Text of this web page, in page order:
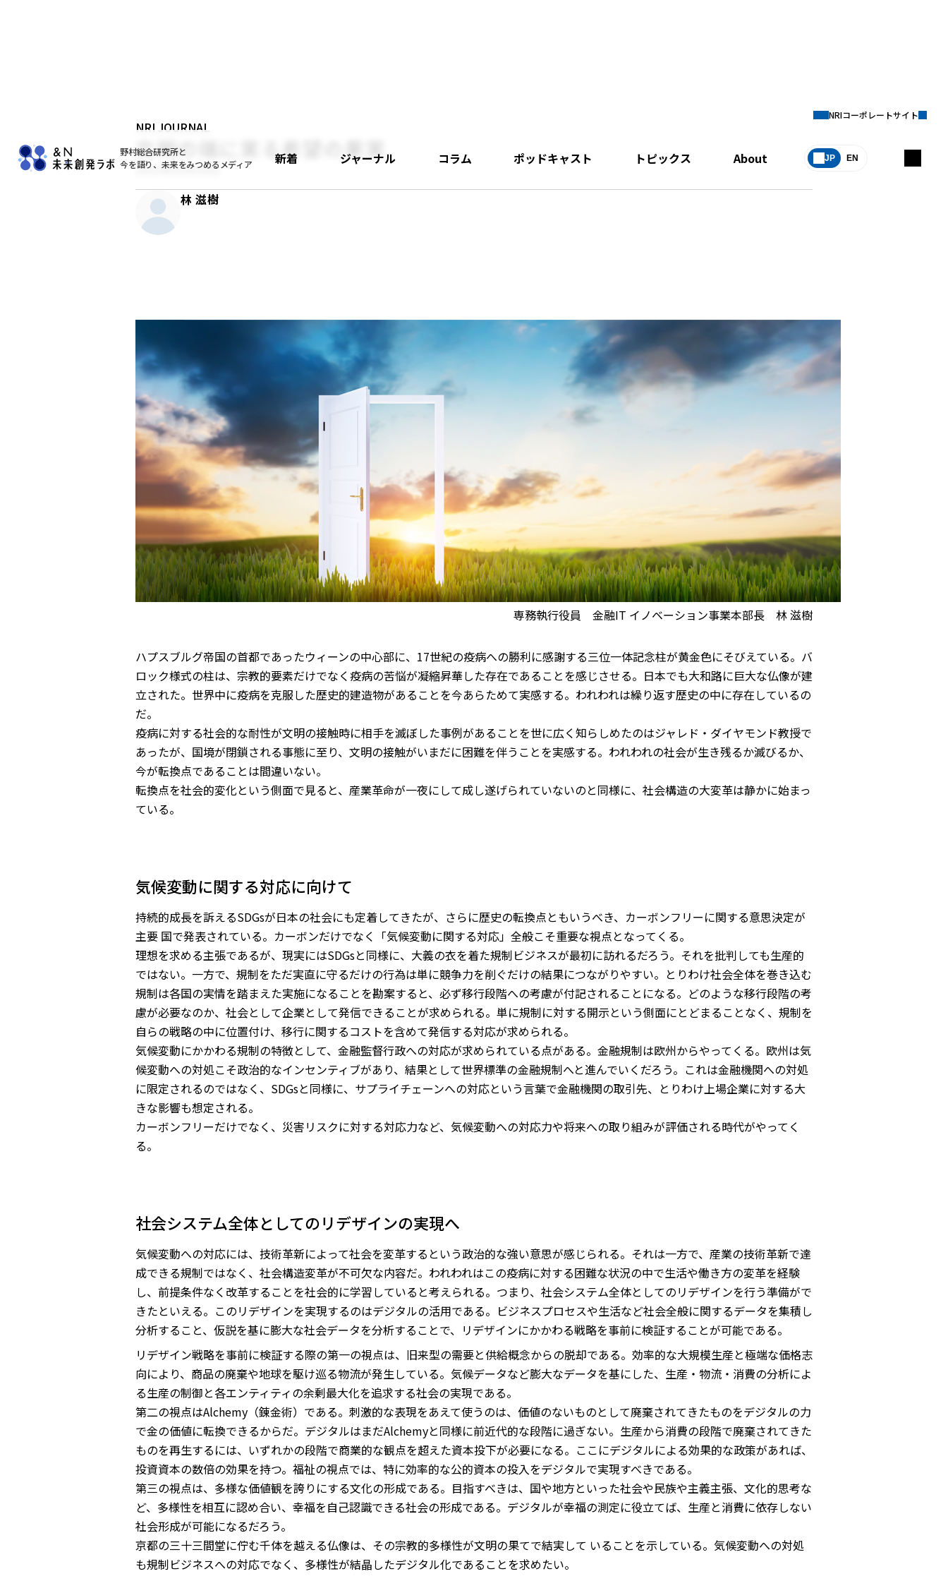
野村総合研究所と
今を語り、未来をみつめるメディア
新着 ジャーナル コラム ポッドキャスト トピックス About JP EN
NRIコーポレートサイト
NRI JOURNAL
文明の端に実る希望の果実
2021年05月20日
林 滋樹
専務執行役員 金融IT イノベーション事業本部長 林 滋樹
ハプスブルグ帝国の首都であったウィーンの中心部に、17世紀の疫病への勝利に感謝する三位一体記念柱が黄金色にそびえている。バ
ロック様式の柱は、宗教的要素だけでなく疫病の苦悩が凝縮昇華した存在であることを感じさせる。日本でも大和路に巨大な仏像が建
立された。世界中に疫病を克服した歴史的建造物があることを今あらためて実感する。われわれは繰り返す歴史の中に存在しているの
だ。
疫病に対する社会的な耐性が文明の接触時に相手を滅ぼした事例があることを世に広く知らしめたのはジャレド・ダイヤモンド教授で
あったが、国境が閉鎖される事態に至り、文明の接触がいまだに困難を伴うことを実感する。われわれの社会が生き残るか滅びるか、
今が転換点であることは間違いない。
転換点を社会的変化という側面で見ると、産業革命が一夜にして成し遂げられていないのと同様に、社会構造の大変革は静かに始まっ
ている。
気候変動に関する対応に向けて
持続的成長を訴えるSDGsが日本の社会にも定着してきたが、さらに歴史の転換点ともいうべき、カーボンフリーに関する意思決定が
主要 国で発表されている。カーボンだけでなく「気候変動に関する対応」全般こそ重要な視点となってくる。
理想を求める主張であるが、現実にはSDGsと同様に、大義の衣を着た規制ビジネスが最初に訪れるだろう。それを批判しても生産的
ではない。一方で、規制をただ実直に守るだけの行為は単に競争力を削ぐだけの結果につながりやすい。とりわけ社会全体を巻き込む
規制は各国の実情を踏まえた実施になることを勘案すると、必ず移行段階への考慮が付記されることになる。どのような移行段階の考
慮が必要なのか、社会として企業として発信できることが求められる。単に規制に対する開示という側面にとどまることなく、規制を
自らの戦略の中に位置付け、移行に関するコストを含めて発信する対応が求められる。
気候変動にかかわる規制の特徴として、金融監督行政への対応が求められている点がある。金融規制は欧州からやってくる。欧州は気
候変動への対処こそ政治的なインセンティブがあり、結果として世界標準の金融規制へと進んでいくだろう。これは金融機関への対処
に限定されるのではなく、SDGsと同様に、サプライチェーンへの対応という言葉で金融機関の取引先、とりわけ上場企業に対する大
きな影響も想定される。
カーボンフリーだけでなく、災害リスクに対する対応力など、気候変動への対応力や将来への取り組みが評価される時代がやってく
る。
社会システム全体としてのリデザインの実現へ
気候変動への対応には、技術革新によって社会を変革するという政治的な強い意思が感じられる。それは一方で、産業の技術革新で達
成できる規制ではなく、社会構造変革が不可欠な内容だ。われわれはこの疫病に対する困難な状況の中で生活や働き方の変革を経験
し、前提条件なく改革することを社会的に学習していると考えられる。つまり、社会システム全体としてのリデザインを行う準備がで
きたといえる。このリデザインを実現するのはデジタルの活用である。ビジネスプロセスや生活など社会全般に関するデータを集積し
分析すること、仮説を基に膨大な社会データを分析することで、リデザインにかかわる戦略を事前に検証することが可能である。
リデザイン戦略を事前に検証する際の第一の視点は、旧来型の需要と供給概念からの脱却である。効率的な大規模生産と極端な価格志
向により、商品の廃棄や地球を駆け巡る物流が発生している。気候データなど膨大なデータを基にした、生産・物流・消費の分析によ
る生産の制御と各エンティティの余剰最大化を追求する社会の実現である。
第二の視点はAlchemy（錬金術）である。刺激的な表現をあえて使うのは、価値のないものとして廃棄されてきたものをデジタルの力
で金の価値に転換できるからだ。デジタルはまだAlchemyと同様に前近代的な段階に過ぎない。生産から消費の段階で廃棄されてきた
ものを再生するには、いずれかの段階で商業的な観点を超えた資本投下が必要になる。ここにデジタルによる効果的な政策があれば、
投資資本の数倍の効果を持つ。福祉の視点では、特に効率的な公的資本の投入をデジタルで実現すべきである。
第三の視点は、多様な価値観を誇りにする文化の形成である。目指すべきは、国や地方といった社会や民族や主義主張、文化的思考な
ど、多様性を相互に認め合い、幸福を自己認識できる社会の形成である。デジタルが幸福の測定に役立てば、生産と消費に依存しない
社会形成が可能になるだろう。
京都の三十三間堂に佇む千体を越える仏像は、その宗教的多様性が文明の果てで結実して いることを示している。気候変動への対処
も規制ビジネスへの対応でなく、多様性が結晶したデジタル化であることを求めたい。